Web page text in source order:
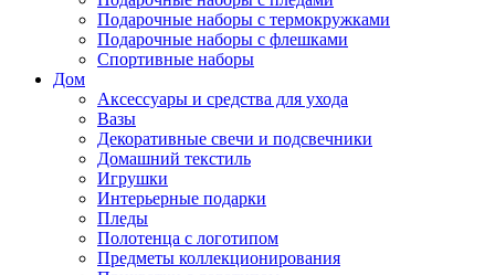
Подарочные наборы с термокружками
Подарочные наборы с флешками
Спортивные наборы
Дом
Аксессуары и средства для ухода
Вазы
Декоративные свечи и подсвечники
Домашний текстиль
Игрушки
Интерьерные подарки
Пледы
Полотенца с логотипом
Предметы коллекционирования